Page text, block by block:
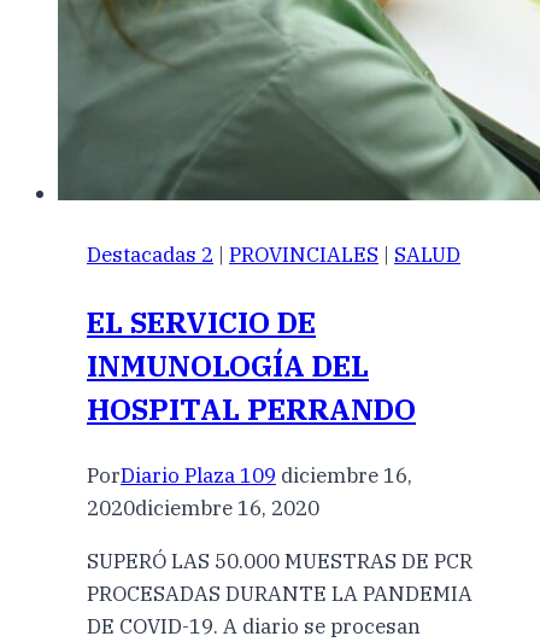
Destacadas 2 | PROVINCIALES | SALUD
EL SERVICIO DE
INMUNOLOGÍA DEL
HOSPITAL PERRANDO
PorDiario Plaza 109 diciembre 16,
2020diciembre 16, 2020
SUPERÓ LAS 50.000 MUESTRAS DE PCR
PROCESADAS DURANTE LA PANDEMIA
DE COVID-19. A diario se procesan